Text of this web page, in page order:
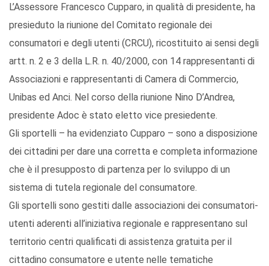
L’Assessore Francesco Cupparo, in qualità di presidente, ha
presieduto la riunione del Comitato regionale dei
consumatori e degli utenti (CRCU), ricostituito ai sensi degli
artt. n. 2 e 3 della L.R. n. 40/2000, con 14 rappresentanti di
Associazioni e rappresentanti di Camera di Commercio,
Unibas ed Anci. Nel corso della riunione Nino D’Andrea,
presidente Adoc è stato eletto vice presiedente.
Gli sportelli – ha evidenziato Cupparo – sono a disposizione
dei cittadini per dare una corretta e completa informazione
che è il presupposto di partenza per lo sviluppo di un
sistema di tutela regionale del consumatore.
Gli sportelli sono gestiti dalle associazioni dei consumatori-
utenti aderenti all’iniziativa regionale e rappresentano sul
territorio centri qualificati di assistenza gratuita per il
cittadino consumatore e utente nelle tematiche